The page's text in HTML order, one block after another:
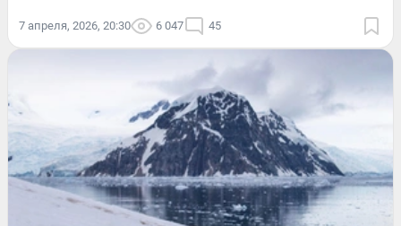
7 апреля, 2026, 20:30 6 047 45